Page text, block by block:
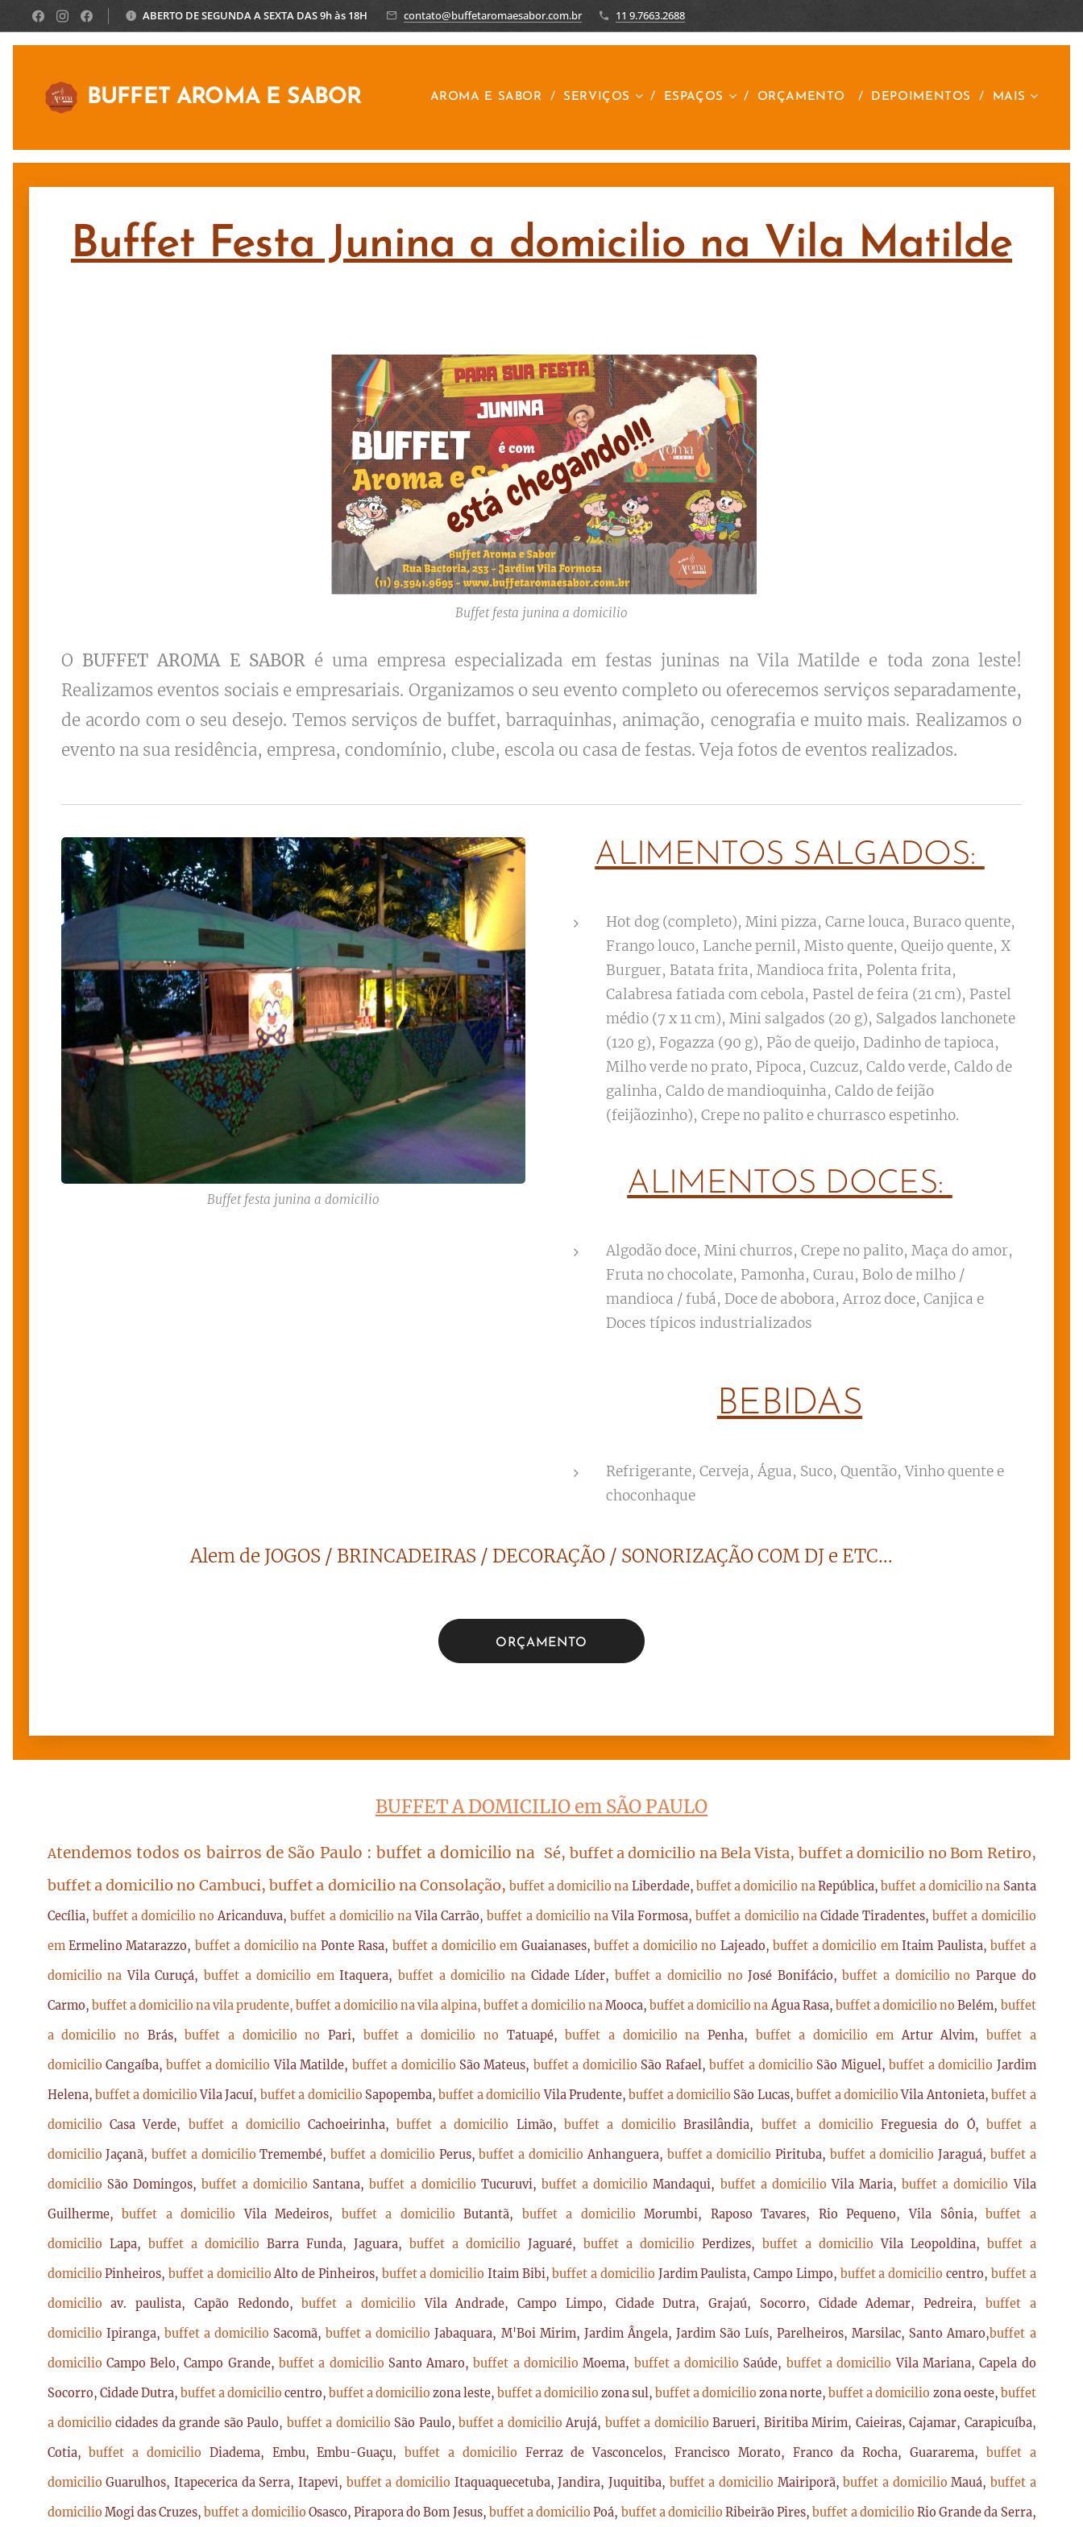
ABERTO DE SEGUNDA A SEXTA DAS 9h às 18H contato@buffetaromaesabor.com.br 11 9.7663.2688
BUFFET AROMA E SABOR AROMA E SABOR SERVIÇOS ESPAÇOS ORÇAMENTO DEPOIMENTOS MAIS
Buffet Festa Junina a domicilio na Vila Matilde
Buffet festa junina a domicilio
O BUFFET AROMA E SABORé uma empresa especializada em festas juninas na Vila Matilde e toda zona leste!
Realizamos eventos sociais e empresariais. Organizamos o seu evento completo ou oferecemos serviços separadamente,
de acordo com o seu desejo. Temos serviços de buffet, barraquinhas, animação, cenografia e muito mais. Realizamos o
evento na sua residência, empresa, condomínio, clube, escola ou casa de festas. Veja fotos de eventos realizados.
Buffet festa junina a domicilio
ALIMENTOS SALGADOS:
Hot dog (completo), Mini pizza, Carne louca, Buraco quente,
Frango louco, Lanche pernil, Misto quente, Queijo quente, X
Burguer, Batata frita, Mandioca frita, Polenta frita,
Calabresa fatiada com cebola, Pastel de feira (21 cm), Pastel
médio (7 x 11 cm), Mini salgados (20 g), Salgados lanchonete
(120 g), Fogazza (90 g), Pão de queijo, Dadinho de tapioca,
Milho verde no prato, Pipoca, Cuzcuz, Caldo verde, Caldo de
galinha, Caldo de mandioquinha, Caldo de feijão
(feijãozinho), Crepe no palito e churrasco espetinho.
ALIMENTOS DOCES:
Algodão doce, Mini churros, Crepe no palito, Maça do amor,
Fruta no chocolate, Pamonha, Curau, Bolo de milho /
mandioca / fubá, Doce de abobora, Arroz doce, Canjica e
Doces típicos industrializados
BEBIDAS
Refrigerante, Cerveja, Água, Suco, Quentão, Vinho quente e
choconhaque
Alem de JOGOS / BRINCADEIRAS / DECORAÇÃO / SONORIZAÇÃO COM DJ e ETC...
ORÇAMENTO
BUFFET A DOMICILIO em SÃO PAULO
Atendemos todos os bairros de São Paulo : buffet a domicilio na Sé, buffet a domicilio na Bela Vista, buffet a domicilio no Bom Retiro,
buffet a domicilio no Cambuci, buffet a domicilio na Consolação,buffet a domicilio na Liberdade, buffet a domicilio naRepública,buffet a domicilio na Santa
Cecília, buffet a domicilio noAricanduva,buffet a domicilio naVila Carrão,buffet a domicilio naVila Formosa,buffet a domicilio na Cidade Tiradentes,buffet a domicilio
em Ermelino Matarazzo, buffet a domicilio na Ponte Rasa, buffet a domicilio em Guaianases,buffet a domicilio no Lajeado,buffet a domicilio emItaim Paulista,buffet a
domicilio naVila Curuçá, buffet a domicilio emItaquera,buffet a domicilio na Cidade Líder, buffet a domicilio noJosé Bonifácio,buffet a domicilio no Parque do
Carmo, buffet a domicilio na vila prudente,buffet a domicilio na vila alpina, buffet a domicilio naMooca,buffet a domicilio naÁgua Rasa, buffet a domicilio noBelém, buffet
a domicilio no Brás,buffet a domicilio noPari, buffet a domicilio no Tatuapé,buffet a domicilio naPenha, buffet a domicilio emArtur Alvim, buffet a
domicilio Cangaíba,buffet a domicilioVila Matilde, buffet a domicilio São Mateus, buffet a domicilio São Rafael,buffet a domicilio São Miguel,buffet a domicilio Jardim
Helena, buffet a domicilioVila Jacuí, buffet a domicilio Sapopemba,buffet a domicilioVila Prudente,buffet a domicilio São Lucas,buffet a domicilioVila Antonieta,buffet a
domicilio Casa Verde, buffet a domicilio Cachoeirinha,buffet a domicilio Limão,buffet a domicilioBrasilândia, buffet a domicilio Freguesia do Ó,buffet a
domicilioJaçanã,buffet a domicilioTremembé,buffet a domicilio Perus,buffet a domicilioAnhanguera, buffet a domicilio Pirituba, buffet a domicilioJaraguá, buffet a
domicilio São Domingos, buffet a domicilio Santana,buffet a domicilio Tucuruvi, buffet a domicilioMandaqui, buffet a domicilioVila Maria,buffet a domicilioVila
Guilherme,buffet a domicilioVila Medeiros, buffet a domicilioButantã, buffet a domicilioMorumbi, Raposo Tavares, Rio Pequeno, Vila Sônia,buffet a
domicilio Lapa, buffet a domicilio Barra Funda, Jaguara, buffet a domicilio Jaguaré, buffet a domicilio Perdizes, buffet a domicilioVila Leopoldina, buffet a
domicilioPinheiros,buffet a domicilioAlto de Pinheiros, buffet a domicilio Itaim Bibi,buffet a domicilio Jardim Paulista, Campo Limpo, buffet a domiciliocentro, buffet a
domicilioav. paulista, Capão Redondo,buffet a domicilioVila Andrade, Campo Limpo, Cidade Dutra, Grajaú, Socorro, Cidade Ademar, Pedreira, buffet a
domicilio Ipiranga, buffet a domicilio Sacomã,buffet a domicilioJabaquara, M'Boi Mirim, Jardim Ângela, Jardim São Luís, Parelheiros, Marsilac, Santo Amaro,buffet a
domicilio Campo Belo, Campo Grande, buffet a domicilio Santo Amaro,buffet a domicilioMoema, buffet a domicilio Saúde, buffet a domicilioVila Mariana, Capela do
Socorro, Cidade Dutra, buffet a domicilio centro, buffet a domicilio zona leste, buffet a domiciliozona sul,buffet a domiciliozona norte,buffet a domicilio zona oeste, buffet
a domiciliocidades da grande são Paulo, buffet a domicilio São Paulo,buffet a domicilioArujá, buffet a domicilioBarueri, Biritiba Mirim, Caieiras, Cajamar, Carapicuíba,
Cotia,buffet a domicilio Diadema, Embu, Embu-Guaçu,buffet a domicilio Ferraz de Vasconcelos, Francisco Morato, Franco da Rocha, Guararema, buffet a
domicilioGuarulhos, Itapecerica da Serra, Itapevi, buffet a domicilio Itaquaquecetuba, Jandira, Juquitiba, buffet a domicilio Mairiporã,buffet a domicilioMauá, buffet a
domicilio Mogi das Cruzes,buffet a domicilio Osasco, Pirapora do Bom Jesus, buffet a domicilioPoá, buffet a domicilioRibeirão Pires,buffet a domicilio Rio Grande da Serra,